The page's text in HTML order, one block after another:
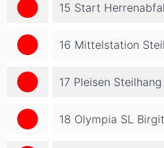
15 Start
16 Mittelstation
17 Pleisen
18 Olympia SL